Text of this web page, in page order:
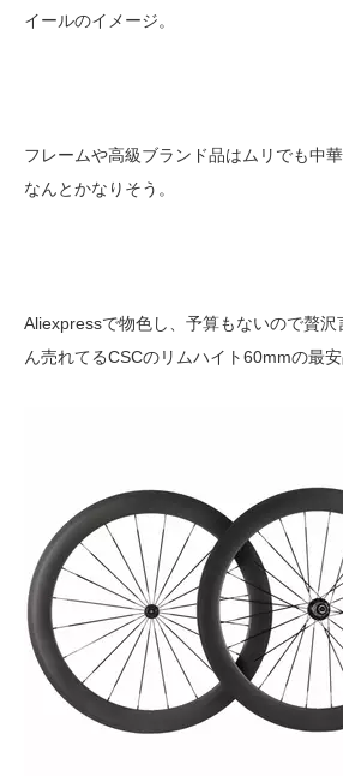
イールのイメージ。
フレームや高級ブランド品はムリでも中
なんとかなりそう。
Aliexpressで物色し、予算もないので贅
ん売れてるCSCのリムハイト60mmの最安